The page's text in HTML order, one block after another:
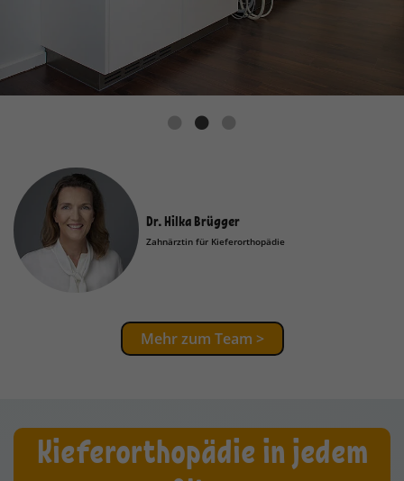
Dr. Hilka Brügger
Zahnärztin für Kieferorthopädie
Mehr zum Team >
Kieferorthopädie in jedem